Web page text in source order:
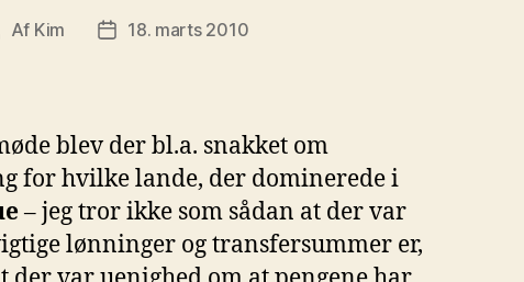
Af Kim Indlægsdato
18. marts 2010
blev der bl.a. snakket om
for hvilke lande, der dominerede i
– jeg tror ikke som sådan at der var
lønninger og transfersummer er,